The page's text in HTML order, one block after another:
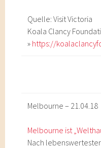
Quelle: Visit Victoria
Koala Clancy
» https://
Melbourne – 21.04.18
Melbourne ist
Nach